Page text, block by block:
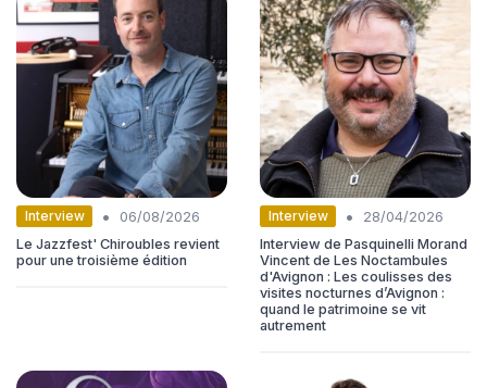
Interview •
06/08/2026
Le Jazzfest' Chiroubles revient
pour une troisième édition
Interview •
28/04/2026
Interview de Pasquinelli Morand
Vincent de Les Noctambules
d'Avignon : Les coulisses des
visites nocturnes d’Avignon :
quand le patrimoine se vit
autrement